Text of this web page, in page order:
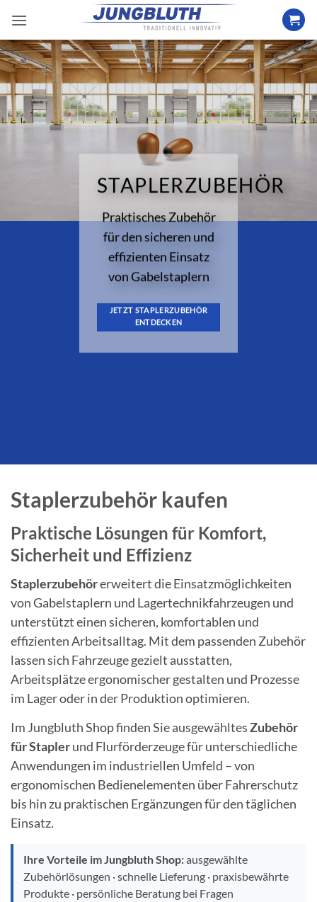
Inhalt
springen
STAPLERZUBEHÖR
Praktisches Zubehör
für den sicheren und
effizienten Einsatz
von Gabelstaplern
JETZT STAPLERZUBEHÖR
ENTDECKEN
Staplerzubehör kaufen
Praktische Lösungen für Komfort,
Sicherheit und Effizienz
Staplerzubehörerweitert die Einsatzmöglichkeiten
von Gabelstaplern und Lagertechnikfahrzeugen und
unterstützt einen sicheren, komfortablen und
effizienten Arbeitsalltag. Mit dem passenden Zubehör
lassen sich Fahrzeuge gezielt ausstatten,
Arbeitsplätze ergonomischer gestalten und Prozesse
im Lager oder in der Produktion optimieren.
Im Jungbluth Shop finden Sie ausgewähltesZubehör
für Staplerund Flurförderzeuge für unterschiedliche
Anwendungen im industriellen Umfeld – von
ergonomischen Bedienelementen über Fahrerschutz
bis hin zu praktischen Ergänzungen für den täglichen
Einsatz.
Ihre Vorteile im Jungbluth Shop:ausgewählte
Zubehörlösungen · schnelle Lieferung · praxisbewährte
Produkte · persönliche Beratung bei Fragen